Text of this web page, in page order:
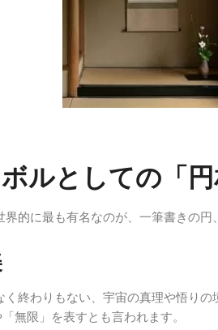
ルとしての「円
的に最も有名なのが、一筆書きの円
く終わりもない、宇宙の真理や悟り
無限」を表すとも言われます。